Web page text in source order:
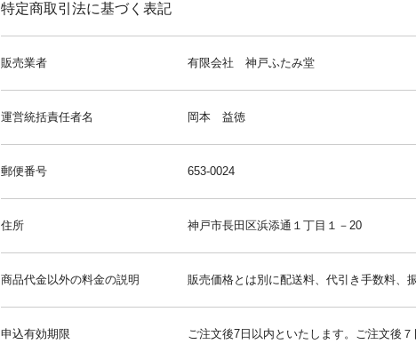
特定商取引法に基づく表記
販売業者 有限会社 神戸ふたみ堂
運営統括責任者名 岡本 益徳
郵便番号 653-0024
住所 神戸市長田区浜添通１丁目１－20
商品代金以外の料金の説明 販売価格とは別に配送料、代引き手数料、
申込有効期限
ご注文後7日以内といたします。ご注文後